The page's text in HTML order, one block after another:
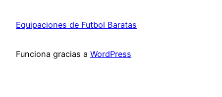
Equipaciones de Futbol Baratas
Funciona gracias a WordPress